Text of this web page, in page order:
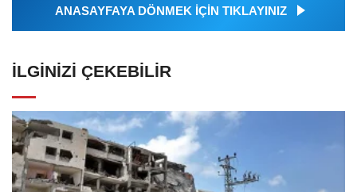
ANASAYFAYA DÖNMEK İÇİN TIKLAYINIZ
İLGINIZI ÇEKEBILIR